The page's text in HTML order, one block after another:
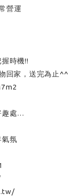
營運
時機!!
回家，送完為止^^
趣處…
氣氛